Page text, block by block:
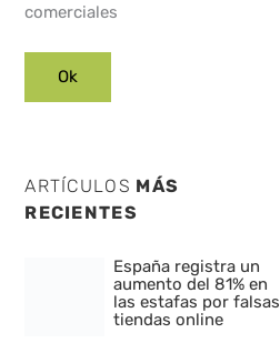
comerciales
ARTÍCULOS MÁS
RECIENTES
España registra un
aumento del 81% en
las estafas por falsas
tiendas online